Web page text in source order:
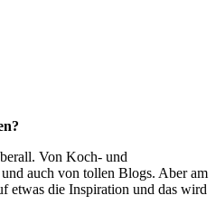
Von Koch- und
auch von tollen Blogs. Aber am
etwas die Inspiration und das wird